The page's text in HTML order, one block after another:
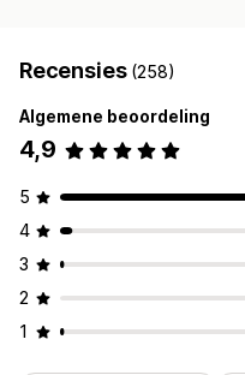
Recensies (258)
Algemene beoordeling
4,9
5
4
3
2
1